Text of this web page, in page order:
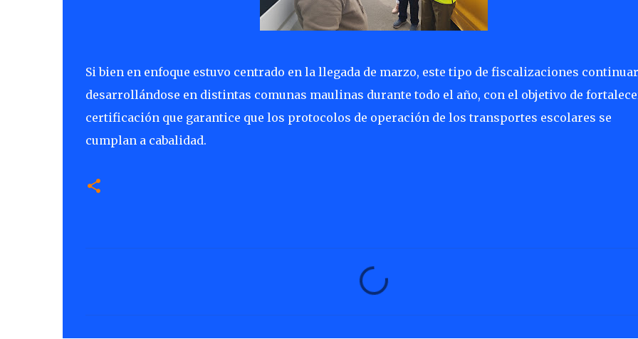
Si bien en enfoque estuvo centrado en la llegada de marzo, este tipo de fiscalizaciones
desarrollándose en distintas comunas maulinas durante todo el año, con el objetivo de
certificación que garantice que los protocolos de operación de los transportes escolares se
cumplan a cabalidad.